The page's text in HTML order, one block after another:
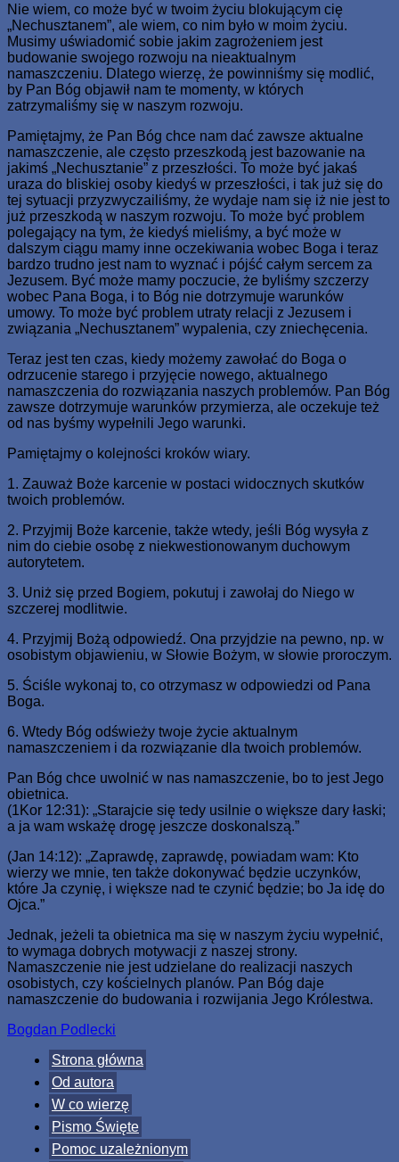
Nie wiem, co może być w twoim życiu blokującym cię
„Nechusztanem”, ale wiem, co nim było w moim życiu.
Musimy uświadomić sobie jakim zagrożeniem jest
budowanie swojego rozwoju na nieaktualnym
namaszczeniu. Dlatego wierzę, że powinniśmy się modlić,
by Pan Bóg objawił nam te momenty, w których
zatrzymaliśmy się w naszym rozwoju.
Pamiętajmy, że Pan Bóg chce nam dać zawsze aktualne
namaszczenie, ale często przeszkodą jest bazowanie na
jakimś „Nechusztanie” z przeszłości. To może być jakaś
uraza do bliskiej osoby kiedyś w przeszłości, i tak już się do
tej sytuacji przyzwyczailiśmy, że wydaje nam się iż nie jest to
już przeszkodą w naszym rozwoju. To może być problem
polegający na tym, że kiedyś mieliśmy, a być może w
dalszym ciągu mamy inne oczekiwania wobec Boga i teraz
bardzo trudno jest nam to wyznać i pójść całym sercem za
Jezusem. Być może mamy poczucie, że byliśmy szczerzy
wobec Pana Boga, i to Bóg nie dotrzymuje warunków
umowy. To może być problem utraty relacji z Jezusem i
związania „Nechusztanem” wypalenia, czy zniechęcenia.
Teraz jest ten czas, kiedy możemy zawołać do Boga o
odrzucenie starego i przyjęcie nowego, aktualnego
namaszczenia do rozwiązania naszych problemów. Pan Bóg
zawsze dotrzymuje warunków przymierza, ale oczekuje też
od nas byśmy wypełnili Jego warunki.
Pamiętajmy o kolejności kroków wiary.
1. Zauważ Boże karcenie w postaci widocznych skutków
twoich problemów.
2. Przyjmij Boże karcenie, także wtedy, jeśli Bóg wysyła z
nim do ciebie osobę z niekwestionowanym duchowym
autorytetem.
3. Uniż się przed Bogiem, pokutuj i zawołaj do Niego w
szczerej modlitwie.
4. Przyjmij Bożą odpowiedź. Ona przyjdzie na pewno, np. w
osobistym objawieniu, w Słowie Bożym, w słowie proroczym.
5. Ściśle wykonaj to, co otrzymasz w odpowiedzi od Pana
Boga.
6. Wtedy Bóg odświeży twoje życie aktualnym
namaszczeniem i da rozwiązanie dla twoich problemów.
Pan Bóg chce uwolnić w nas namaszczenie, bo to jest Jego
obietnica.
(1Kor 12:31): „Starajcie się tedy usilnie o większe dary łaski;
a ja wam wskażę drogę jeszcze doskonalszą.”
(Jan 14:12): „Zaprawdę, zaprawdę, powiadam wam: Kto
wierzy we mnie, ten także dokonywać będzie uczynków,
które Ja czynię, i większe nad te czynić będzie; bo Ja idę do
Ojca.”
Jednak, jeżeli ta obietnica ma się w naszym życiu wypełnić,
to wymaga dobrych motywacji z naszej strony.
Namaszczenie nie jest udzielane do realizacji naszych
osobistych, czy kościelnych planów. Pan Bóg daje
namaszczenie do budowania i rozwijania Jego Królestwa.
Bogdan Podlecki
Strona główna
Od autora
W co wierzę
Pismo Święte
Pomoc uzależnionym